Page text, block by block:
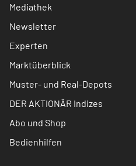
Mediathek
Newsletter
Experten
Marktüberblick
Muster- und Real-Depots
DER AKTIONÄR Indizes
Abo und Shop
Bedienhilfen